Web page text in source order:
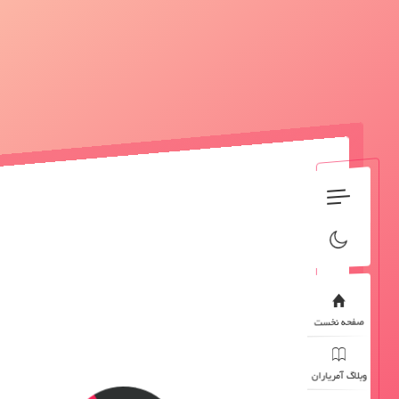
صفحه نخست
وبلاگ آمریاران